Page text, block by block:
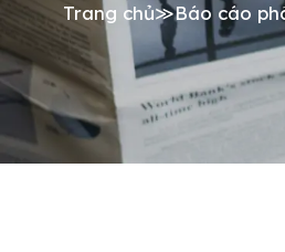
Trang chủ≫Báo cáo